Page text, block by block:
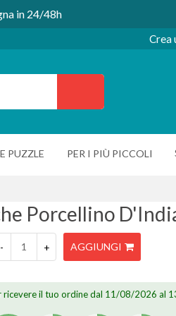
in 24/48h
Crea
PUZZLE PER I PIÙ PICCOLI
Porcellino
- + AGGIUNGI
ricevere il tuo ordine dal 11/08/2026 al